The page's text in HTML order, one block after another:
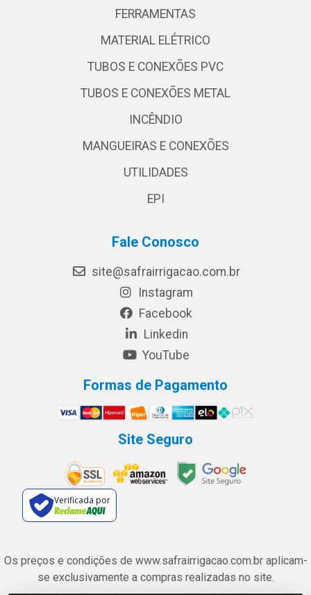
FERRAMENTAS
MATERIAL ELÉTRICO
TUBOS E CONEXÕES PVC
TUBOS E CONEXÕES METAL
INCÊNDIO
MANGUEIRAS E CONEXÕES
UTILIDADES
EPI
Fale Conosco
site@safrairrigacao.com.br
Instagram
Facebook
Linkedin
YouTube
Formas de Pagamento
Site Seguro
Verificada por
Os preços e condições de www.safrairrigacao.com.br aplicam-
se exclusivamente a compras realizadas no site.